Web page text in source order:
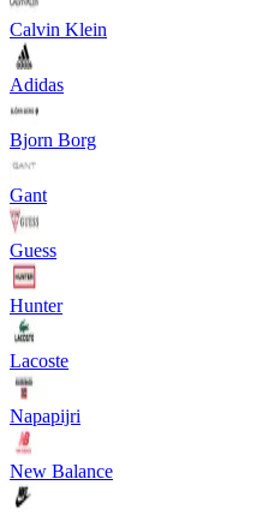
Calvin Klein
Adidas
Bjorn Borg
Gant
Guess
Hunter
Lacoste
Napapijri
New Balance